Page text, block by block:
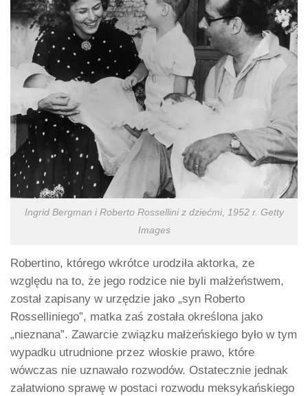
Ingrid Bergman i Roberto Rossellini z dziećmi, 1952 r. Getty
Images
Robertino, którego wkrótce urodziła aktorka, ze
względu na to, że jego rodzice nie byli małżeństwem,
został zapisany w urzędzie jako „syn Roberto
Rosselliniego”, matka zaś została określona jako
„nieznana”. Zawarcie związku małżeńskiego było w tym
wypadku utrudnione przez włoskie prawo, które
wówczas nie uznawało rozwodów. Ostatecznie jednak
załatwiono sprawę w postaci rozwodu meksykańskiego